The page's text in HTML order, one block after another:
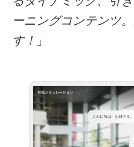
ーニングコンテンツ
す！ 」